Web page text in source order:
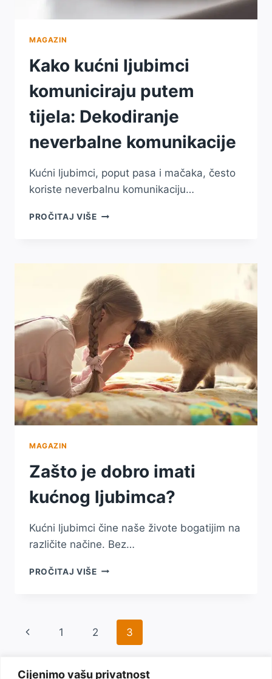
Cijenimo vašu privatnost
MAGAZIN
Kako kućni ljubimci
komuniciraju putem
tijela: Dekodiranje
neverbalne komunikacije
Kućni ljubimci, poput pasa i mačaka, često
koriste neverbalnu komunikaciju…
PROČITAJ VIŠE KAKO
PUTEM
TIJELA:
DEKODIRANJE
NEVERBALNE
KOMUNIKACIJE
MAGAZIN
Zašto je dobro imati
kućnog ljubimca?
Kućni ljubimci čine naše živote bogatijim na
različite načine. Bez…
PROČITAJ VIŠE ZAŠTO
KUĆNOG
LJUBIMCA?
Page
Previous
1 2 3